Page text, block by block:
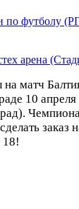
по футболу
арена
на матч
10
заказ
18!